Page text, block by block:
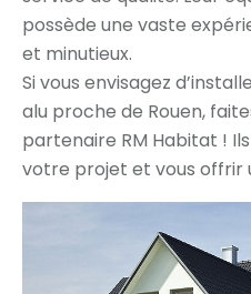
possède une vaste
et minutieux.
Si vous envisagez
alu proche de Rouen,
partenaire RM Habitat !
votre projet et vous offrir